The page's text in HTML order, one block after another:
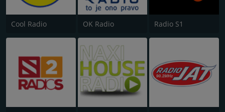
Cool Radio OK Radio Radio S1